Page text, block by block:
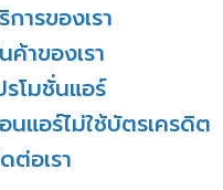
การของเรา
ค้าของเรา
รโมชั่นแอร์
นแอร์ไม่ใช้บัตรเครดิต
ต่อเรา